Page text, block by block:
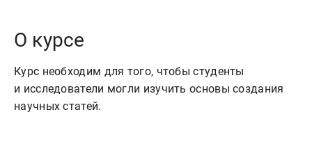
О курсе
Курс необходим для того, чтобы студенты
и исследователи могли изучить основы создания
научных статей.